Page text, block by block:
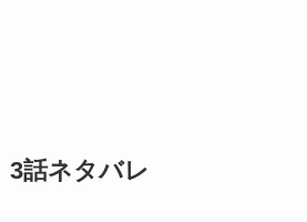
3話ネタバレ